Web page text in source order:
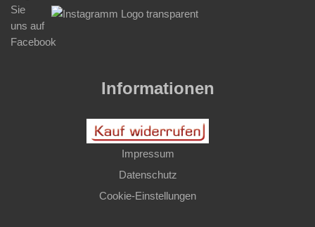
Informationen
Impressum
Datenschutz
Cookie-Einstellungen